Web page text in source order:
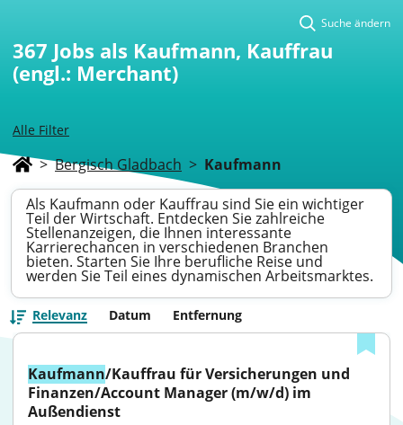
Alle Filter
Suche ändern
367 Jobs als Kaufmann, Kauffrau
(engl.: Merchant)
> Bergisch Gladbach > Kaufmann
Als Kaufmann oder Kauffrau sind Sie ein wichtiger
Teil der Wirtschaft. Entdecken Sie zahlreiche
Stellenanzeigen, die Ihnen interessante
Karrierechancen in verschiedenen Branchen
bieten. Starten Sie Ihre berufliche Reise und
werden Sie Teil eines dynamischen Arbeitsmarktes.
Relevanz Datum Entfernung
Kaufmann/Kauffrau für Versicherungen und
Finanzen/Account Manager (m/w/d) im
Außendienst